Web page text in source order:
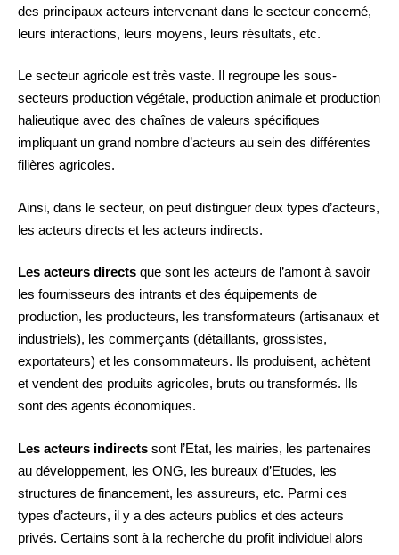
des principaux acteurs intervenant dans le secteur concerné,
leurs interactions, leurs moyens, leurs résultats, etc.
Le secteur agricole est très vaste. Il regroupe les sous-
secteurs production végétale, production animale et production
halieutique avec des chaînes de valeurs spécifiques
impliquant un grand nombre d’acteurs au sein des différentes
filières agricoles.
Ainsi, dans le secteur, on peut distinguer deux types d’acteurs,
les acteurs directs et les acteurs indirects.
Les acteurs directs que sont les acteurs de l’amont à savoir
les fournisseurs des intrants et des équipements de
production, les producteurs, les transformateurs (artisanaux et
industriels), les commerçants (détaillants, grossistes,
exportateurs) et les consommateurs. Ils produisent, achètent
et vendent des produits agricoles, bruts ou transformés. Ils
sont des agents économiques.
Les acteurs indirects sont l’Etat, les mairies, les partenaires
au développement, les ONG, les bureaux d’Etudes, les
structures de financement, les assureurs, etc. Parmi ces
types d’acteurs, il y a des acteurs publics et des acteurs
privés. Certains sont à la recherche du profit individuel alors